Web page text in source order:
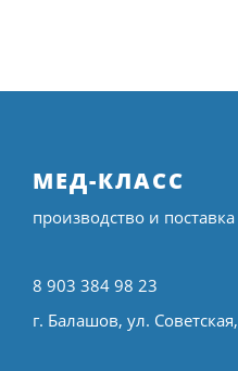
МЕД-КЛАСС
производство и
8 903 384 98 23
г. Балашов, ул.